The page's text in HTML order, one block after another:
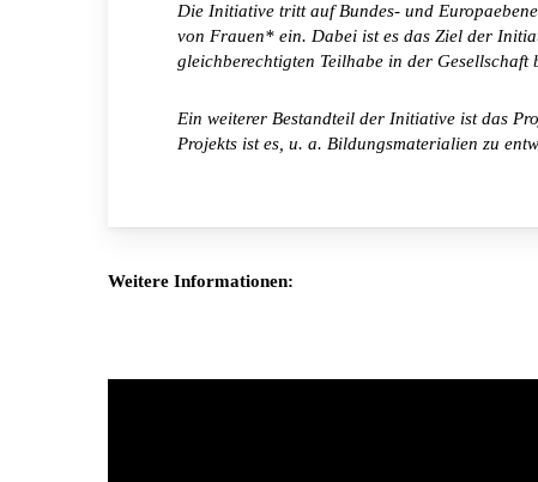
Die Initiative tritt auf Bundes- und
von Frauen* ein. Dabei ist es das Ziel der
gleichberechtigten Teilhabe in der Gesellschaft
Ein weiterer Bestandteil der Initiative ist das
Projekts ist es, u. a. Bildungsmaterialien zu
Weitere Informationen: